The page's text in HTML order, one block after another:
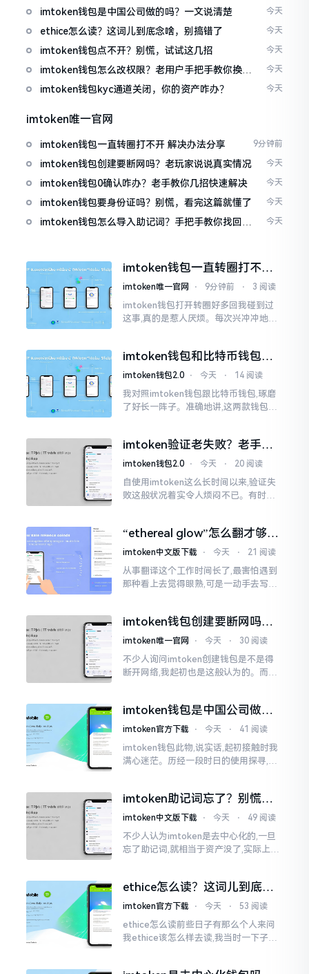
imtoken钱包是中国公司做的吗？一文说清楚 今天
ethice怎么读？这词儿到底念啥，别搞错了 今天
imtoken钱包点不开？别慌，试试这几招 今天
imtoken钱包怎么改权限？老用户手把手教你换主
人
今天
imtoken钱包kyc通道关闭，你的资产咋办？ 今天
imtoken唯一官网
imtoken钱包一直转圈打不开 解决办法分享 9分钟前
imtoken钱包创建要断网吗？老玩家说说真实情况 今天
imtoken钱包0确认咋办？老手教你几招快速解决 今天
imtoken钱包要身份证吗？别慌，看完这篇就懂了 今天
imtoken钱包怎么导入助记词？手把手教你找回资
今天
imtoken钱包一直转圈打不开
解决办法分享
imtoken唯一官网 ⋅ 9分钟前 ⋅ 3 阅读
imtoken钱包打开转圈好多回我碰到过
这事,真的是惹人厌烦。每次兴冲冲地开
大家说法不尽相同
imtoken钱包和比特币钱包，
谁更安全？老玩家来聊聊
imtoken钱包2.0 ⋅ 今天 ⋅ 14 阅读
我对照imtoken钱包跟比特币钱包,琢磨
了好长一阵子。准确地讲,这两款钱包我
挺美观
imtoken验证老失败？老手教
你几招搞定
imtoken钱包2.0 ⋅ 今天 ⋅ 20 阅读
自使用imtoken这么长时间以来,验证失
败这般状况着实令人烦闷不已。有时急
至极点。
“ethereal glow”怎么翻才够味
儿？翻译圈老油条的私房话
imtoken中文版下载 ⋅ 今天 ⋅ 21 阅读
从事翻译这个工作时间长了,最害怕遇到
那种看上去觉得眼熟,可是一动手去写就
imtoken钱包创建要断网吗？
老玩家说说真实情况
imtoken唯一官网 ⋅ 今天 ⋅ 30 阅读
不少人询问imtoken创建钱包是不是得
断开网络,我起初也是这般认为的。而后
人攻击
imtoken钱包是中国公司做的
吗？一文说清楚
imtoken官方下载 ⋅ 今天 ⋅ 41 阅读
imtoken钱包此物,说实话,起初接触时我
满心迷茫。历经一段时日的使用探寻,我
李鹏
imtoken助记词忘了？别慌，
这招能救你
imtoken中文版下载 ⋅ 今天 ⋅ 49 阅读
不少人认为imtoken是去中心化的,一旦
忘了助记词,就相当于资产没了,实际上这
于网络连接状态
ethice怎么读？这词儿到底念
啥，别搞错了
imtoken官方下载 ⋅ 今天 ⋅ 53 阅读
ethice怎么读前些日子有那么个人来问
我ethice该怎么样去读,我当时一下子就